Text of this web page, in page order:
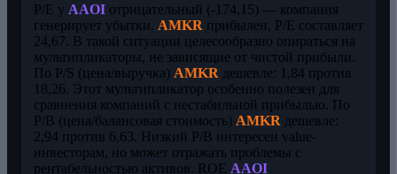
P/E у AAOI отрицательный (-174,15) — компания
генерирует убытки. AMKR прибылен, P/E составляет
24,67. В такой ситуации целесообразно опираться на
мультипликаторы, не зависящие от чистой прибыли.
По P/S (цена/выручка) AMKR дешевле: 1,84 против
18,26. Этот мультипликатор особенно полезен для
сравнения компаний с нестабильной прибылью. По
P/B (цена/балансовая стоимость) AMKR дешевле:
2,94 против 6,63. Низкий P/B интересен value-
инвесторам, но может отражать проблемы с
рентабельностью активов. ROE AAOI